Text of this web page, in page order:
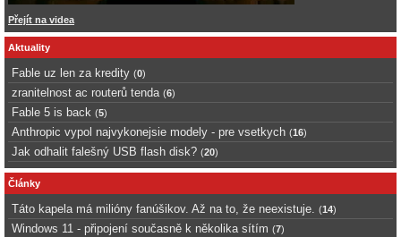
Přejít na videa
Aktuality
Fable uz len za kredity (0)
zranitelnost ac routerů tenda (6)
Fable 5 is back (5)
Anthropic vypol najvykonejsie modely - pre vsetkych (16)
Jak odhalit falešný USB flash disk? (20)
Články
Táto kapela má milióny fanúšikov. Až na to, že neexistuje. (14)
Windows 11 - připojení současně k několika sítím (7)